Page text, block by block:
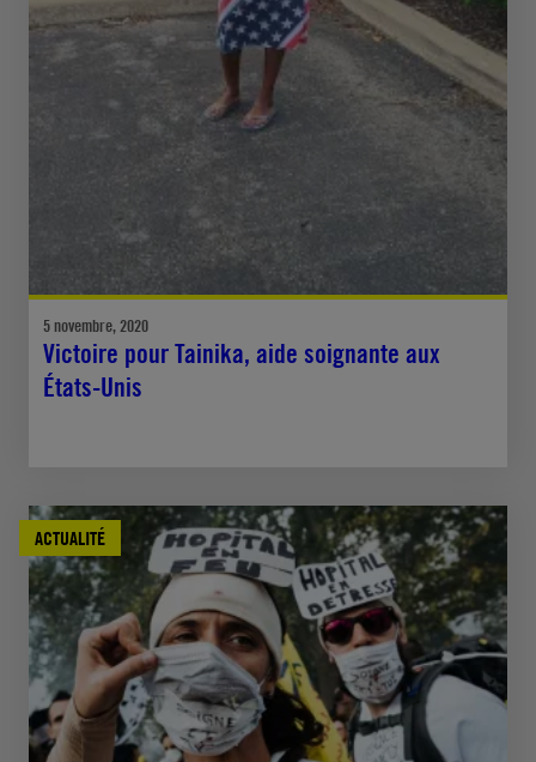
5 novembre, 2020
Victoire pour Tainika, aide soignante aux
États-Unis
ACTUALITÉ